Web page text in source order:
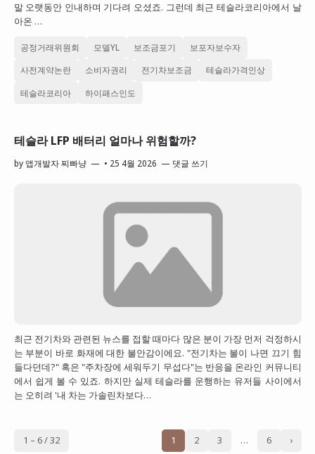
말 오랫동안 인내하며 기다려 오셨죠. 그런데 최근 테슬라코리아에서 날
아온 …
공정거래위원회 모델YL 보조금포기 보포자보수자
사전계약논란 소비자권리 전기차보조금 테슬라가격인상
테슬라코리아 하이패스인도
테슬라 LFP 배터리 얼마나 위험할까?
by앱개발자 찌빠냥 • 25 4월 2026 댓글 쓰기
최근 전기차와 관련된 뉴스를 접할 때마다 많은 분이 가장 먼저 걱정하시
는 부분이 바로 화재에 대한 불안감이에요. "전기차는 불이 나면 끄기 힘
들다던데?" 혹은 "주차장에 세워두기 무섭다"는 반응을 온라인 커뮤니티
에서 쉽게 볼 수 있죠. 하지만 실제 테슬라를 운행하는 유저들 사이에서
는 오히려 '내 차는 가솔린차보다…
1 – 6 / 32 1 2 3 … 6 ›